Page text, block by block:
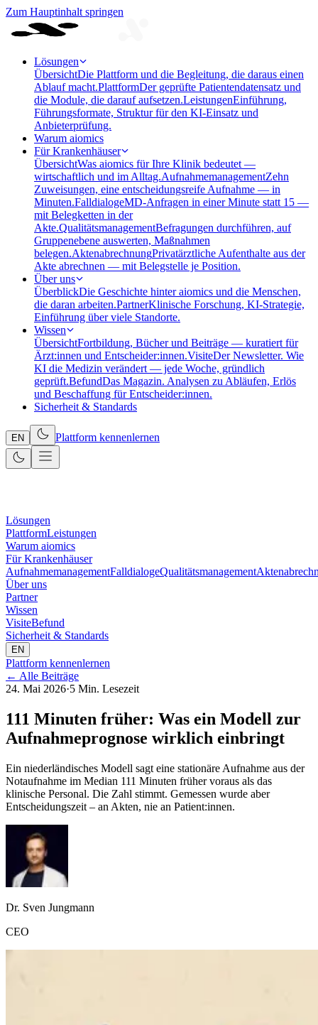
Zum Hauptinhalt springen
Lösungen
ÜbersichtDie Plattform und die Begleitung, die daraus einen
Ablauf macht.PlattformDer geprüfte Patientendatensatz und
die Module, die darauf aufsetzen.LeistungenEinführung,
Führungsformate, Struktur für den KI-Einsatz und
Anbieterprüfung.
Warum aiomics
Für Krankenhäuser
ÜbersichtWas aiomics für Ihre Klinik bedeutet —
wirtschaftlich und im Alltag.AufnahmemanagementZehn
Zuweisungen, eine entscheidungsreife Aufnahme — in
Minuten.FalldialogeMD-Anfragen in einer Minute statt 15 —
mit Belegketten in der
Akte.QualitätsmanagementBefragungen durchführen, auf
Gruppenebene auswerten, Maßnahmen
belegen.AktenabrechnungPrivatärztliche Aufenthalte aus der
Akte abrechnen — mit Belegstelle je Position.
Über uns
ÜberblickDie Geschichte hinter aiomics und die Menschen,
die daran arbeiten.PartnerKlinische Forschung, KI-Strategie,
Einführung über viele Standorte.
Wissen
ÜbersichtFortbildung, Bücher und Beiträge — kuratiert für
Ärzt:innen und Entscheider:innen.VisiteDer Newsletter. Wie
KI die Medizin verändert — jede Woche, gründlich
geprüft.BefundDas Magazin. Analysen zu Abläufen, Erlös
und Beschaffung für Entscheider:innen.
Sicherheit & Standards
EN Plattform kennenlernen
Lösungen
PlattformLeistungen
Warum aiomics
Für Krankenhäuser
AufnahmemanagementFalldialogeQualitätsmanagement
Über uns
Partner
Wissen
VisiteBefund
Sicherheit & Standards
EN
Plattform kennenlernen
← Alle Beiträge
24. Mai 2026·5 Min. Lesezeit
111 Minuten früher: Was ein Modell zur
Aufnahmeprognose wirklich einbringt
Ein niederländisches Modell sagt eine stationäre Aufnahme aus der
Notaufnahme im Median 111 Minuten früher voraus als das
klinische Personal. Die Zahl stimmt. Gemessen wurde aber
Entscheidungszeit – an Akten, nie an Patient:innen.
Dr. Sven Jungmann
CEO